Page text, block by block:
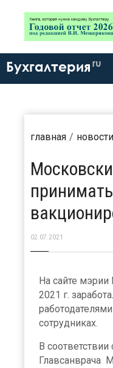
Бухгалтерия ru
главная новости
02.07.2021
На сайте
2021 г.
сотрудниках.
В
Главсанврача